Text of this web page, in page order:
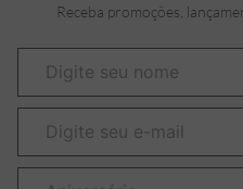
Receba promoções,